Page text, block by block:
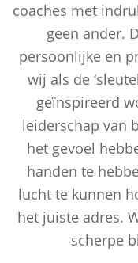
coaches met
geen ander.
persoonlijke en
wij als de
geïnspireerd
leiderschap van
het gevoel
handen te
lucht te kunnen
het juiste adres.
scherpe